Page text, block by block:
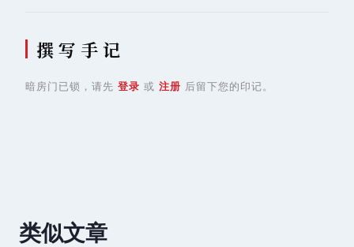
撰 写 手 记
暗房门已锁，请先 登录 或 注册 后留下您的印记。
类似文章